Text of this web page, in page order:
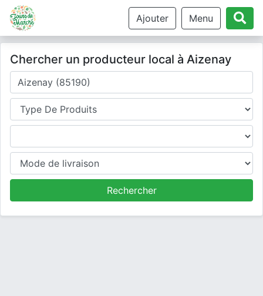
Ajouter Menu
Chercher un producteur local à Aizenay
Où cherchez-vous un producteur ?
Type de produits
Produits
Mode de livraison
Rechercher